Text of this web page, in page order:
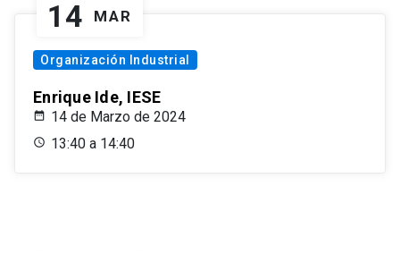
14 MAR
Organización Industrial
Enrique Ide, IESE
14 de Marzo de 2024
13:40 a 14:40